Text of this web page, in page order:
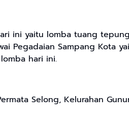
ini yaitu lomba tuang
Pegadaian Sampang Kota
hari ini.
Selong, Kelurahan